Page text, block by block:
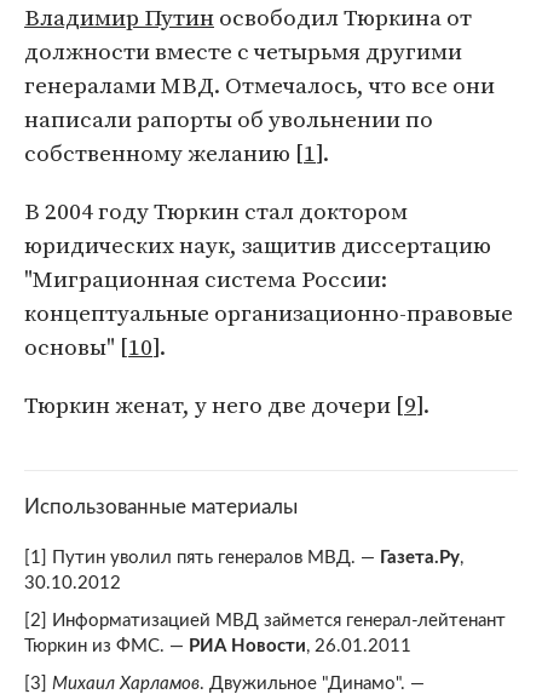
Владимир Путиносвободил Тюркина от
должности вместе с четырьмя другими
генералами МВД. Отмечалось, что все они
написали рапорты об увольнении по
собственному желанию [1].
В 2004 году Тюркин стал доктором
юридических наук, защитив диссертацию
"Миграционная система России:
концептуальные организационно-правовые
основы" [10].
Тюркин женат, у него две дочери [9].
Использованные материалы
[1] Путин уволил пять генералов МВД. — Газета.Ру,
30.10.2012
[2] Информатизацией МВД займется генерал-лейтенант
Тюркин из ФМС. — РИА Новости, 26.01.2011
[3] Михаил Харламов. Двужильное "Динамо". —